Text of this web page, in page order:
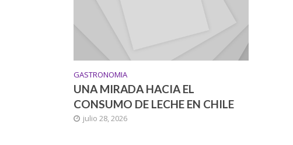
GASTRONOMIA
UNA MIRADA HACIA EL
CONSUMO DE LECHE EN CHILE
julio 28, 2026